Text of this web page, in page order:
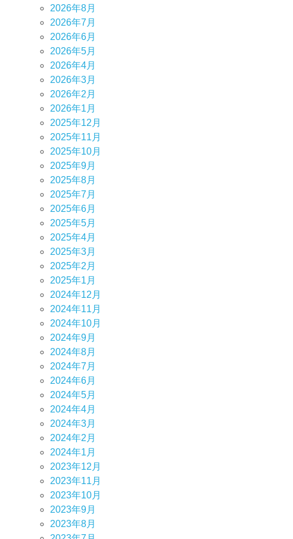
2026年8月
2026年7月
2026年6月
2026年5月
2026年4月
2026年3月
2026年2月
2026年1月
2025年12月
2025年11月
2025年10月
2025年9月
2025年8月
2025年7月
2025年6月
2025年5月
2025年4月
2025年3月
2025年2月
2025年1月
2024年12月
2024年11月
2024年10月
2024年9月
2024年8月
2024年7月
2024年6月
2024年5月
2024年4月
2024年3月
2024年2月
2024年1月
2023年12月
2023年11月
2023年10月
2023年9月
2023年8月